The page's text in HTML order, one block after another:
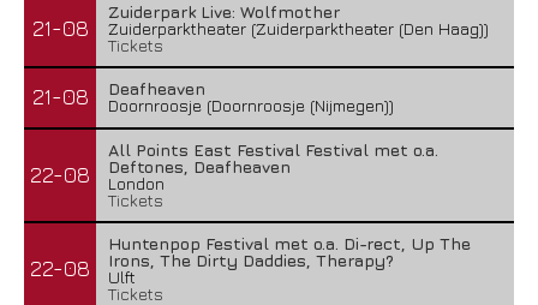
21-08
Zuiderpark Live: Wolfmother
Zuiderparktheater (Zuiderparktheater (Den Haag))
Tickets
21-08
Deafheaven
Doornroosje (Doornroosje (Nijmegen))
22-08
All Points East Festival Festival met o.a.
Deftones, Deafheaven
London
Tickets
22-08
Huntenpop Festival met o.a. Di-rect, Up The
Irons, The Dirty Daddies, Therapy?
Ulft
Tickets